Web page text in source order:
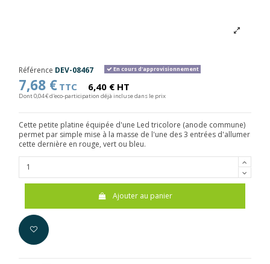
Référence DEV-08467 En cours d'approvisionnement
7,68 € TTC 6,40 € HT
Dont 0,04 € d'eco-participation déjà incluse dans le prix
Cette petite platine équipée d'une Led tricolore (anode commune)
permet par simple mise à la masse de l'une des 3 entrées d'allumer
cette dernière en rouge, vert ou bleu.
Ajouter au panier